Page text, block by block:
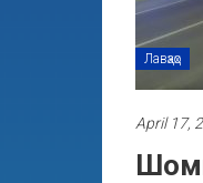
Лавҳаҳо
April 17,